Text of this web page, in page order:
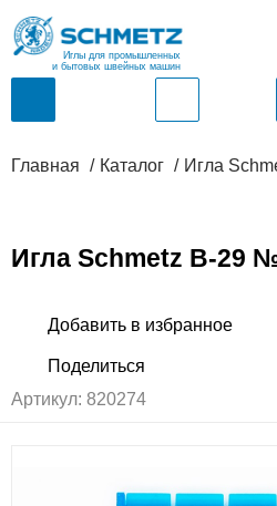
Иглы для промышленных
и бытовых швейных машин
Главная Каталог Игла
Игла Schmetz B-29
Артикул: 820274